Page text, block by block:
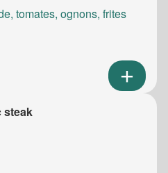
tomates, ognons, frites
steak